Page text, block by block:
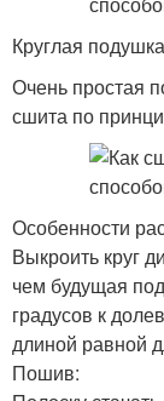
Круглая
Очень простая
сшита по
Особенности
Выкроить круг
чем будущая
градусов к
длиной равной
Пошив: